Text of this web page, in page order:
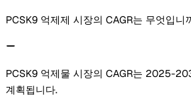
PCSK9 억제제 시장의 CAGR는 무엇입니
PCSK9 억제물 시장의 CAGR는 2025-
계획됩니다.